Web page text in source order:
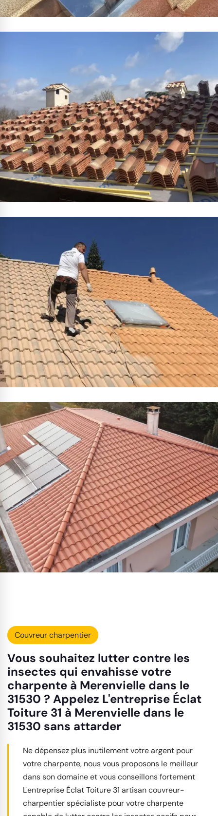
Couvreur charpentier
Vous souhaitez lutter contre les
insectes qui envahisse votre
charpente à Merenvielle dans le
31530 ? Appelez L'entreprise Éclat
Toiture 31 à Merenvielle dans le
31530 sans attarder
Ne dépensez plus inutilement votre argent pour
votre charpente, nous vous proposons le meilleur
dans son domaine et vous conseillons fortement
L'entreprise Éclat Toiture 31 artisan couvreur-
charpentier spécialiste pour votre charpente